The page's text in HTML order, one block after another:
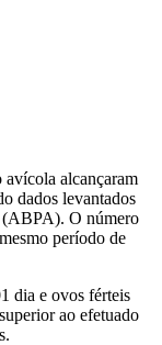
avícola alcançaram
dados levantados
(ABPA). O número
período de
dia e ovos férteis
ao efetuado